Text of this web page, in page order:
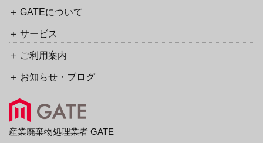
URL
GATEについて
サービス
ご利用案内
お知らせ・ブログ
産業廃棄物処理業者 GATE